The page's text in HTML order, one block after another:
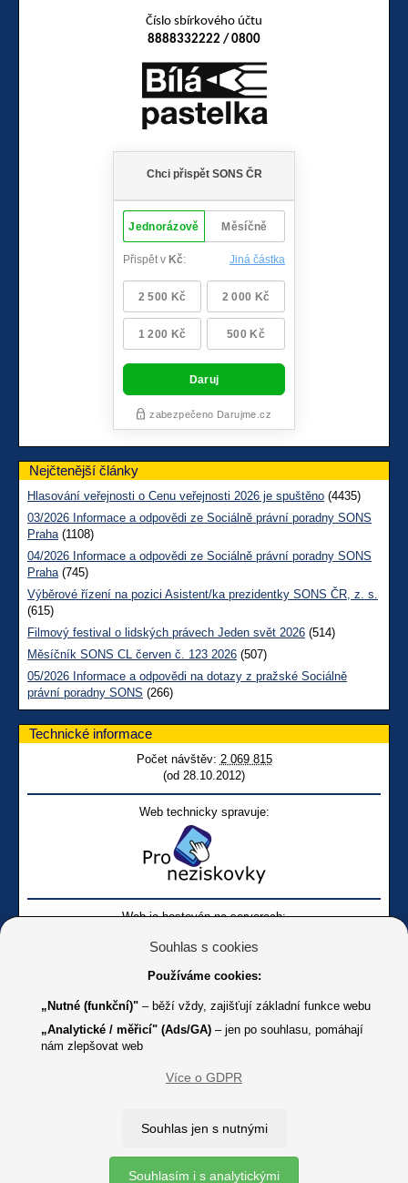
Číslo sbírkového účtu
8888332222 / 0800
Nejčtenější články
Hlasování veřejnosti o Cenu veřejnosti 2026 je spuštěno (4435)
03/2026 Informace a odpovědi ze Sociálně právní poradny SONS
Praha(1108)
04/2026 Informace a odpovědi ze Sociálně právní poradny SONS
Praha(745)
Výběrové řízení na pozici Asistent/ka prezidentky SONS ČR, z. s.
(615)
Filmový festival o lidských právech Jeden svět 2026 (514)
Měsíčník SONS CL červen č. 123 2026 (507)
05/2026 Informace a odpovědi na dotazy z pražské Sociálně
právní poradny SONS (266)
Technické informace
Počet návštěv: 2 069 815
(od 28.10.2012)
Web technicky spravuje:
Web je hostován na serverech:
Online
Youtube SONS
K jakémukoliv užití textů a obrázků uvedených na tomto serveru je
Copyright © 2012 - 2026 SONS ČR, z. s.
Souhlas s cookies
Používáme cookies:
„Nutné (funkční)" – běží vždy, zajišťují základní funkce webu
„Analytické / měřicí" (Ads/GA) – jen po souhlasu, pomáhají
nám zlepšovat web
Více o GDPR
Souhlas jen s nutnými
Souhlasím i s analytickými